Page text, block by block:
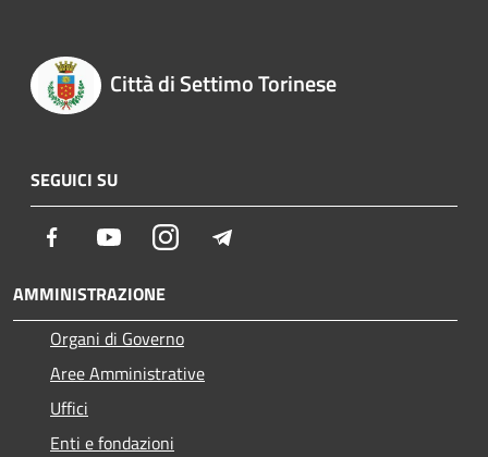
Città di Settimo Torinese
SEGUICI SU
Facebook YoutubeInstagram
AMMINISTRAZIONE
Organi di Governo
Aree Amministrative
Uffici
Enti e fondazioni